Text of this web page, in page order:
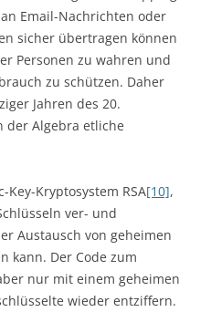
Email-Nachrichten oder
sicher übertragen können
Personen zu wahren und
zu schützen. Daher
Jahren des 20.
der Algebra etliche
Kryptosystem RSA[10],
ver- und
Austausch von geheimen
kann. Der Code zum
nur mit einem geheimen
wieder entziffern.